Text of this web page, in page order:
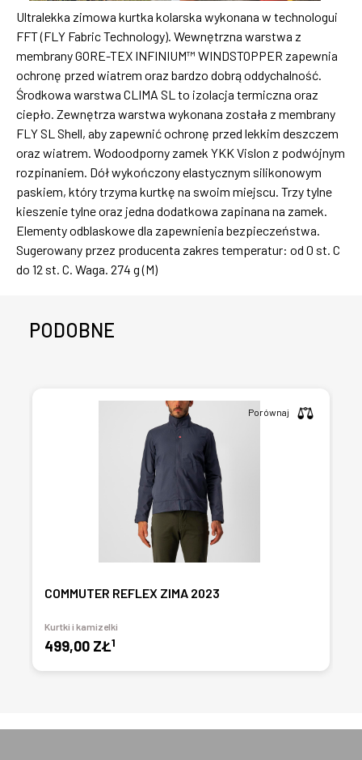
Ultralekka zimowa kurtka kolarska wykonana w technologui
FFT (FLY Fabric Technology). Wewnętrzna warstwa z
membrany GORE-TEX INFINIUM™ WINDSTOPPER zapewnia
ochronę przed wiatrem oraz bardzo dobrą oddychalność.
Środkowa warstwa CLIMA SL to izolacja termiczna oraz
ciepło. Zewnętrza warstwa wykonana została z membrany
FLY SL Shell, aby zapewnić ochronę przed lekkim deszczem
oraz wiatrem. Wodoodporny zamek YKK Vislon z podwójnym
rozpinaniem. Dół wykończony elastycznym silikonowym
paskiem, który trzyma kurtkę na swoim miejscu. Trzy tylne
kieszenie tylne oraz jedna dodatkowa zapinana na zamek.
Elementy odblaskowe dla zapewnienia bezpieczeństwa.
Sugerowany przez producenta zakres temperatur: od 0 st. C
do 12 st. C. Waga. 274 g (M)
PODOBNE
COMMUTER REFLEX ZIMA 2023
Kurtki i kamizelki
499,00 ZŁ1
Porównaj